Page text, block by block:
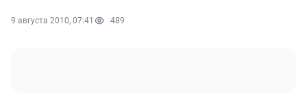
9 августа 2010, 07:41 489